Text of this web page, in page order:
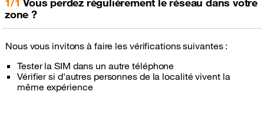
zone ?
Nous vous invitons à faire les vérifications suivantes :
Tester la SIM dans un autre téléphone
Vérifier si d'autres personnes de la localité vivent la
même expérience